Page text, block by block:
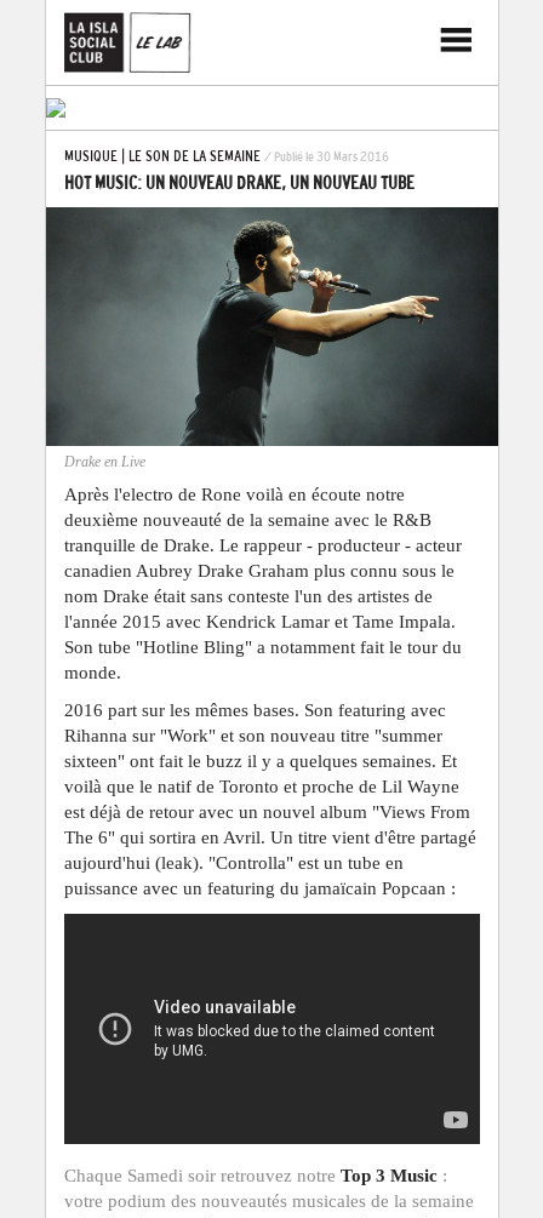
MUSIQUE| LE SON DE LA SEMAINE / Publié le 30 Mars 2016
HOT MUSIC: UN NOUVEAU DRAKE, UN NOUVEAU TUBE
Drake en Live
Après l'electro de Rone voilà en écoute notre
deuxième nouveauté de la semaine avec le R&B
tranquille de Drake. Le rappeur - producteur - acteur
canadien Aubrey Drake Graham plus connu sous le
nom Drake était sans conteste l'un des artistes de
l'année 2015 avec Kendrick Lamar et Tame Impala.
Son tube "Hotline Bling" a notamment fait le tour du
monde.
2016 part sur les mêmes bases. Son featuring avec
Rihanna sur "Work" et son nouveau titre "summer
sixteen" ont fait le buzz il y a quelques semaines. Et
voilà que le natif de Toronto et proche de Lil Wayne
est déjà de retour avec un nouvel album "Views From
The 6"qui sortira en Avril. Un titre vient d'être partagé
aujourd'hui (leak). "Controlla" est un tube en
puissance avec un featuring du jamaïcain Popcaan :
Chaque Samedi soir retrouvez notre Top 3 Music:
votre podium des nouveautés musicales de la semaine